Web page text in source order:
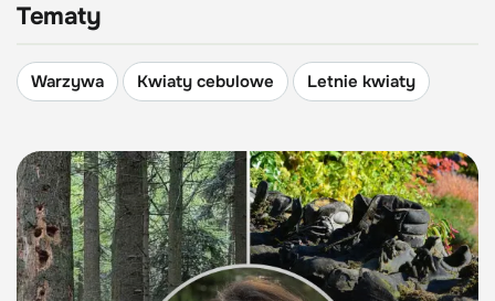
Tematy
Warzywa Kwiaty cebulowe Letnie kwiaty